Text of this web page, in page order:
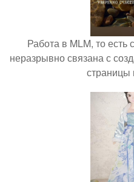
Работа в MLM, то есть
неразрывно связана с
страницы